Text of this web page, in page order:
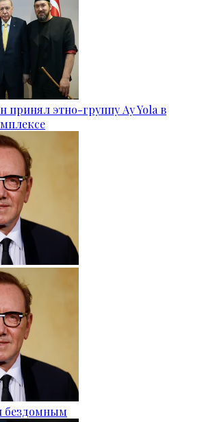
принял этно-группу Ay Yola в
бездомным